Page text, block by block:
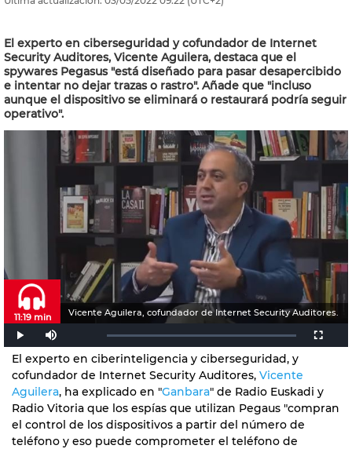
El experto en ciberseguridad y cofundador de Internet
Security Auditores, Vicente Aguilera, destaca que el
spywares Pegasus "está diseñado para pasar desapercibido
e intentar no dejar trazas o rastro". Añade que "incluso
aunque el dispositivo se eliminará o restaurará podría seguir
operativo".
Vicente Aguilera, cofundador de Internet Security Auditores.
11:19 min
El experto en ciberinteligencia y ciberseguridad, y
cofundador de Internet Security Auditores, Vicente
Aguilera, ha explicado en "Ganbara" de Radio Euskadi y
Radio Vitoria que los espías que utilizan Pegaus "compran
el control de los dispositivos a partir del número de
teléfono y eso puede comprometer el teléfono de